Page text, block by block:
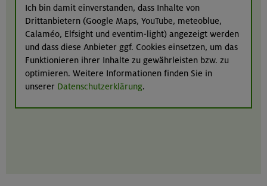
Ich bin damit einverstanden, dass Inhalte von
Drittanbietern (Google Maps, YouTube, meteoblue,
Calaméo, Elfsight und eventim-light) angezeigt werden
und dass diese Anbieter ggf. Cookies einsetzen, um das
Funktionieren ihrer Inhalte zu gewährleisten bzw. zu
optimieren. Weitere Informationen finden Sie in
unserer Datenschutzerklärung.